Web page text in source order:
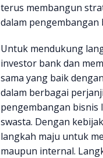
terus membangun
dalam
Untuk mendukung
investor bank dan
sama yang baik
dalam berbagai
pengembangan bisnis
swasta. Dengan
langkah maju untuk
maupun internal.